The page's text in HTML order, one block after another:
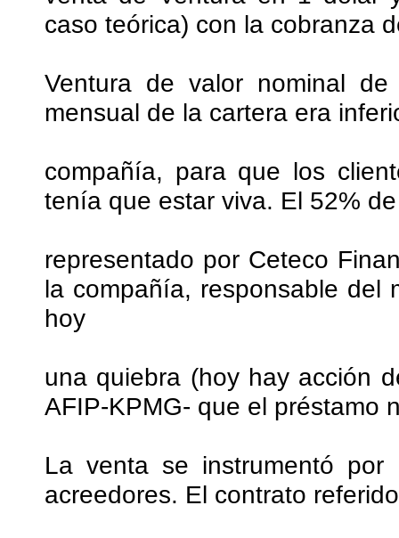
caso teórica) con la cobranza
Ventura de valor nominal
mensual de la cartera era
compañía, para que los
tenía que estar viva. El 52%
representado por Ceteco
la compañía, responsable del
hoy
una quiebra (hoy hay acción
AFIP-KPMG- que el préstamo
La venta se instrumentó
acreedores. El contrato